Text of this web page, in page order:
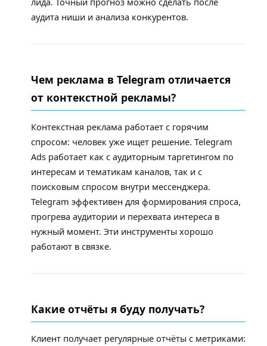
аудита ниши и анализа конкурентов.
Чем реклама в Telegram отличается
от контекстной рекламы?
Контекстная реклама работает с горячим
спросом: человек уже ищет решение. Telegram
Ads работает как с аудиторным таргетингом по
интересам и тематикам каналов, так и с
поисковым спросом внутри мессенджера.
Telegram эффективен для формирования спроса,
прогрева аудитории и перехвата интереса в
нужный момент. Эти инструменты хорошо
работают в связке.
Какие отчёты я буду получать?
Клиент получает регулярные отчёты с метриками: